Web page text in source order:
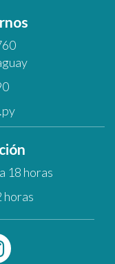
18 horas
horas